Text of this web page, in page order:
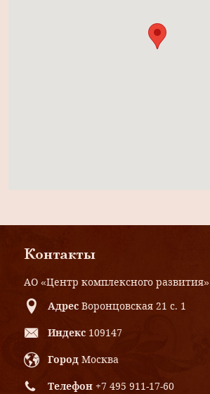
Контакты
АО «Центр комплексного развития»
Адрес Воронцовская 21 с. 1
Индекс 109147
Город Москва
Телефон +7 495 911-17-60